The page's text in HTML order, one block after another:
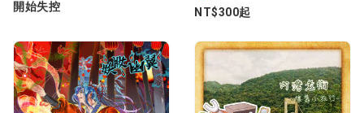
很簡單，但圖片太糊了
杰昕 劉
2024-05-29 20:16:04 ★★★★★
開始失控 NT$300起